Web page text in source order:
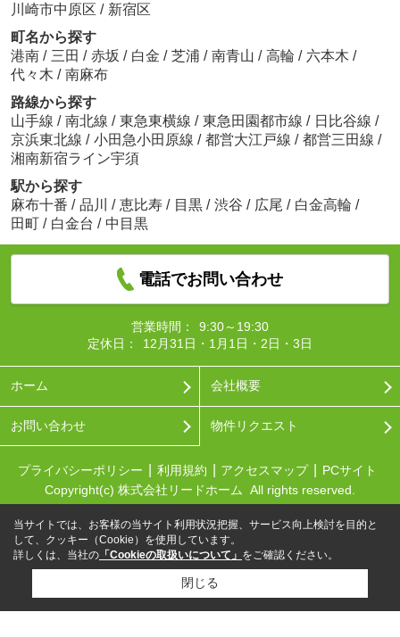
川崎市中原区 / 新宿区
町名から探す
港南 / 三田 / 赤坂 / 白金 / 芝浦 / 南青山 / 高輪 / 六本木 /
代々木 / 南麻布
路線から探す
山手線 / 南北線 / 東急東横線 / 東急田園都市線 / 日比谷線 /
京浜東北線 / 小田急小田原線 / 都営大江戸線 / 都営三田線 /
湘南新宿ライン宇須
駅から探す
麻布十番 / 品川 / 恵比寿 / 目黒 / 渋谷 / 広尾 / 白金高輪 /
田町 / 白金台 / 中目黒
電話でお問い合わせ
営業時間：
9:30～19:30
定休日：
12月31日・1月1日・2日・3日
ホーム 会社概要
お問い合わせ 物件リクエスト
プライバシーポリシー 利用規約 アクセスマップ
PCサイト
Copyright(c) 株式会社リードホーム All rights reserved.
当サイトでは、お客様の当サイト利用状況把握、サービス向上検討を目的と
して、クッキー（Cookie）を使用しています。
詳しくは、当社の 「Cookieの取扱いについて」 をご確認ください。
閉じる